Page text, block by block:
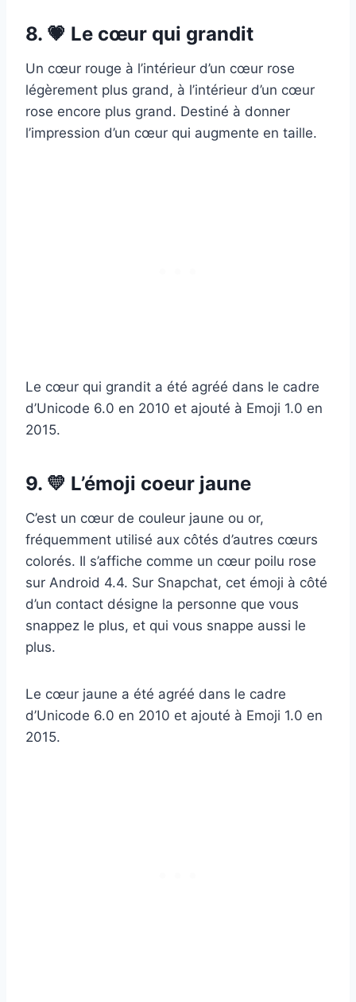
8. 💗 Le cœur qui grandit
Un cœur rouge à l’intérieur d’un cœur rose
légèrement plus grand, à l’intérieur d’un cœur
rose encore plus grand. Destiné à donner
l’impression d’un cœur qui augmente en taille.
Le cœur qui grandit a été agréé dans le cadre
d’Unicode 6.0 en 2010 et ajouté à Emoji 1.0 en
2015.
9. 💛 L’émoji coeur jaune
C’est un cœur de couleur jaune ou or,
fréquemment utilisé aux côtés d’autres cœurs
colorés. Il s’affiche comme un cœur poilu rose
sur Android 4.4. Sur Snapchat, cet émoji à côté
d’un contact désigne la personne que vous
snappez le plus, et qui vous snappe aussi le
plus.
Le cœur jaune a été agréé dans le cadre
d’Unicode 6.0 en 2010 et ajouté à Emoji 1.0 en
2015.